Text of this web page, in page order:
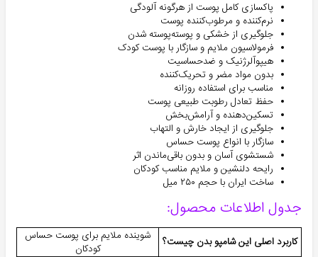
پاکسازی کامل پوست از هرگونه آلودگی
نرم‌کننده و مرطوب‌کننده پوست
جلوگیری از خشکی و پوسته‌پوسته شدن
فرمولاسیون ملایم و سازگار با پوست کودک
هیپوآلرژنیک و ضدحساسیت
بدون مواد مضر و تحریک‌کننده
مناسب برای استفاده روزانه
حفظ تعادل رطوبت طبیعی پوست
تسکین‌دهنده و آرامش‌بخش
جلوگیری از ایجاد خارش و التهاب
سازگار با انواع پوست حساس
شستشوی آسان و بدون باقی‌ماندن اثر
رایحه دلنشین و ملایم مناسب کودکان
ساخت ایران با حجم ۲۵۰ میل
جدول اطلاعات محصول:
کاربرد اصلی این شامپو بدن چیست؟
شوینده ملایم برای پوست حساس
کودکان